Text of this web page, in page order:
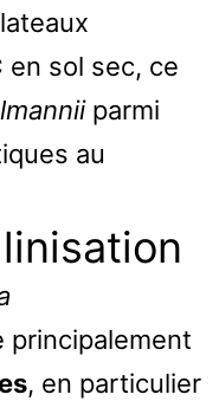
en sol sec, ce
parmi
au
, en particulier